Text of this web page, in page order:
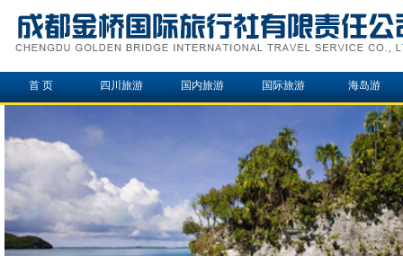
首 页 四川旅游 国内旅游 国际旅游 海岛游